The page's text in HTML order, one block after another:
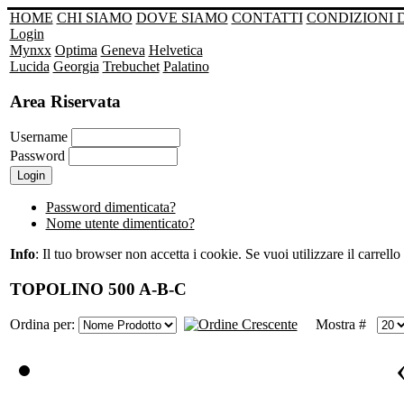
HOME CHI SIAMO DOVE SIAMO CONTATTI CONDIZIONI
Login
Mynxx Optima Geneva Helvetica
Lucida Georgia Trebuchet Palatino
Area Riservata
Username
Password
Password dimenticata?
Nome utente dimenticato?
Info: Il tuo browser non accetta i cookie. Se vuoi utilizzare il
TOPOLINO 500 A-B-C
Ordina per: Mostra #